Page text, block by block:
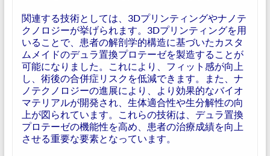
関連する技術としては、3Dプリンティングやナノテ
クノロジーが挙げられます。3Dプリンティングを用
いることで、患者の解剖学的構造に基づいたカスタ
ムメイドのデュラ置換プロテーゼを製造することが
可能になりました。これにより、フィット感が向上
し、術後の合併症リスクを低減できます。また、ナ
ノテクノロジーの進展により、より効果的なバイオ
マテリアルが開発され、生体適合性や生分解性の向
上が図られています。これらの技術は、デュラ置換
プロテーゼの機能性を高め、患者の治療成績を向上
させる重要な要素となっています。